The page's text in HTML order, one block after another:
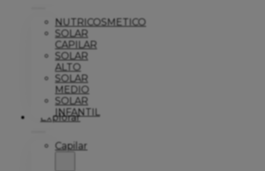
NUTRICOSMETICO
SOLAR
CAPILAR
SOLAR
ALTO
SOLAR
MEDIO
SOLAR
INFANTIL
Explorar
Capilar